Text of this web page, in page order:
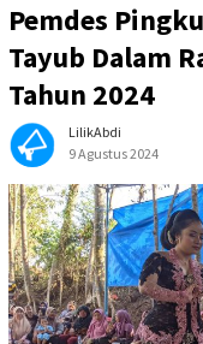
Pemdes
Tayub Dalam
Tahun 2024
LilikAbdi
9 Agustus 2024